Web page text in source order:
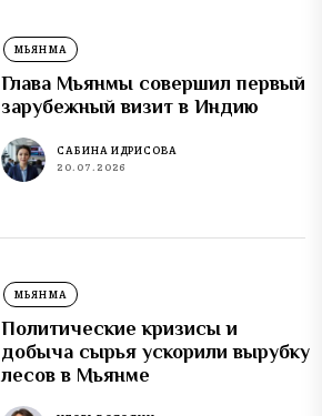
МЬЯНМА
Глава Мьянмы совершил первый
зарубежный визит в Индию
САБИНА ИДРИСОВА
20.07.2026
МЬЯНМА
Политические кризисы и
добыча сырья ускорили вырубку
лесов в Мьянме